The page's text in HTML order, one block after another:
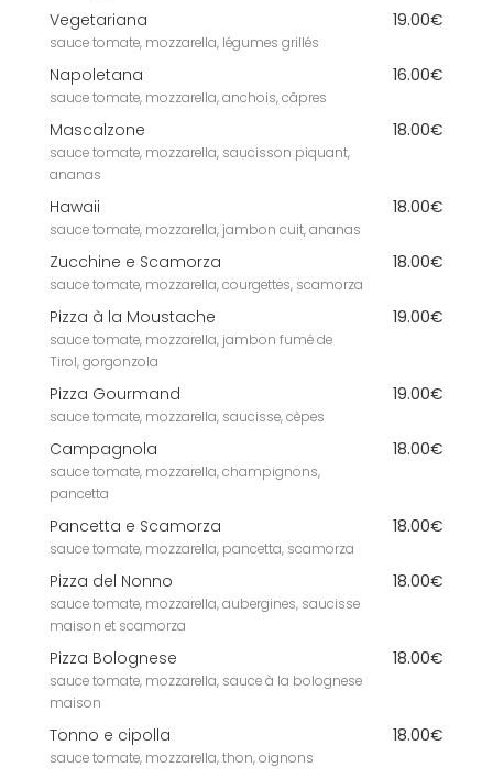
Vegetariana
sauce tomate, mozzarella, légumes grillés
19.00€
Napoletana
sauce tomate, mozzarella, anchois, câpres
16.00€
Mascalzone
sauce tomate, mozzarella, saucisson piquant,
ananas
18.00€
Hawaii
sauce tomate, mozzarella, jambon cuit, ananas
18.00€
Zucchine e Scamorza
sauce tomate, mozzarella, courgettes, scamorza
18.00€
Pizza à la Moustache
sauce tomate, mozzarella, jambon fumé de
Tirol, gorgonzola
19.00€
Pizza Gourmand
sauce tomate, mozzarella, saucisse, cèpes
19.00€
Campagnola
sauce tomate, mozzarella, champignons,
pancetta
18.00€
Pancetta e Scamorza
sauce tomate, mozzarella, pancetta, scamorza
18.00€
Pizza del Nonno
sauce tomate, mozzarella, aubergines, saucisse
maison et scamorza
18.00€
Pizza Bolognese
sauce tomate, mozzarella, sauce à la bolognese
maison
18.00€
Tonno e cipolla
sauce tomate, mozzarella, thon, oignons
18.00€